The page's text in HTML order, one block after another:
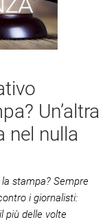
Un’altra
nel nulla
stampa? Sempre
i giornalisti:
più delle volte